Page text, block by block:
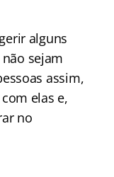
alguns
sejam
assim,
elas e,
no